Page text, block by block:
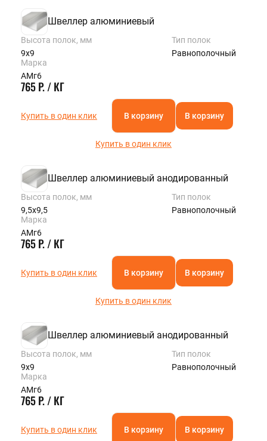
Швеллер алюминиевый
Высота полок, мм
9х9
Тип полок
Равнополочный
Марка
АМг6
765 Р. / КГ
Купить в один клик В корзину В корзину
Купить в один клик
Швеллер алюминиевый анодированный
Высота полок, мм
9,5х9,5
Тип полок
Равнополочный
Марка
АМг6
765 Р. / КГ
Купить в один клик В корзину В корзину
Купить в один клик
Швеллер алюминиевый анодированный
Высота полок, мм
9х9
Тип полок
Равнополочный
Марка
АМг6
765 Р. / КГ
Купить в один клик В корзину В корзину